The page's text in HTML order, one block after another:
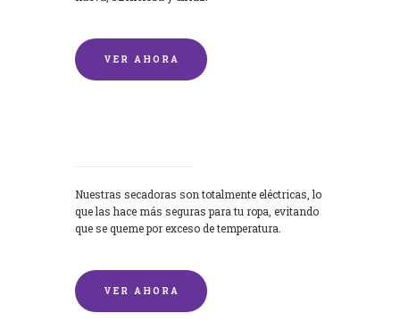
VER AHORA
Nuestras secadoras son totalmente eléctricas, lo
que las hace más seguras para tu ropa, evitando
que se queme por exceso de temperatura.
VER AHORA